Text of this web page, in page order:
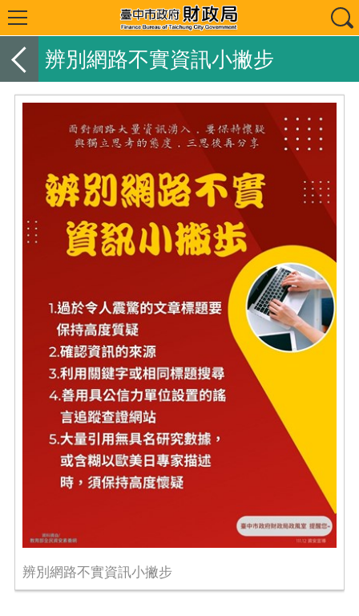
辨別網路不實資訊小撇步
辨別網路不實資訊小撇步